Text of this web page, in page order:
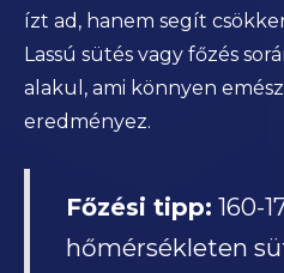
ízt ad, hanem segít
Lassú sütés vagy főzés
alakul, ami könnyen
eredményez.
Főzési tipp: 160-
hőmérsékleten